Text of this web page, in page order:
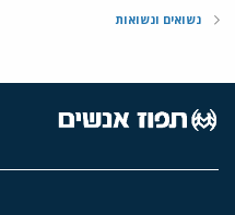
נשואים ונשואות